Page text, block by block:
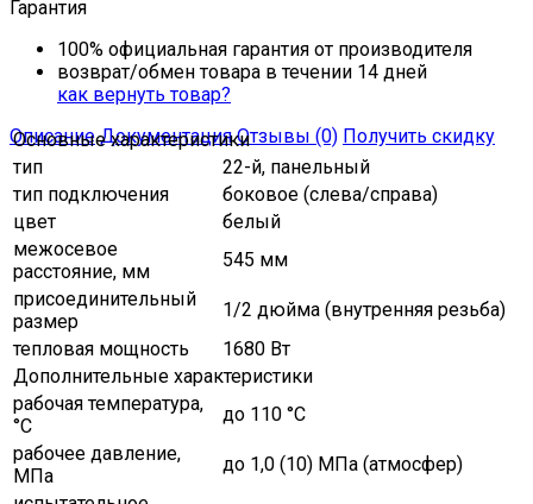
Гарантия
100% официальная гарантия от производителя
возврат/обмен товара в течении 14 дней
как вернуть товар?
Описание Документация Отзывы (0) Получить скидку
Основные характеристики
тип
22-й, панельный
тип подключения
боковое (слева/справа)
цвет
белый
межосевое
расстояние, мм
545 мм
присоединительный
размер
1/2 дюйма (внутренняя резьба)
тепловая мощность
1680 Вт
Дополнительные характеристики
рабочая температура,
°C
до 110 °С
рабочее давление,
МПа
до 1,0 (10) МПа (атмосфер)